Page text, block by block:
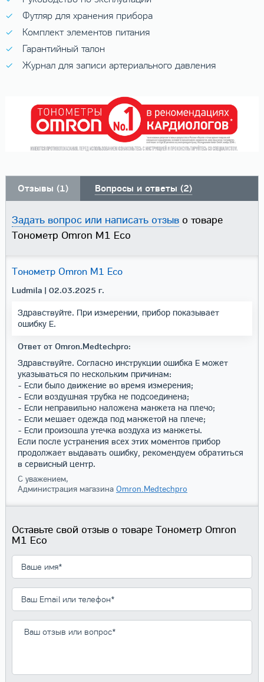
Футляр для хранения прибора
Комплект элементов питания
Гарантийный талон
Журнал для записи артериального давления
Отзывы (1) Вопросы и ответы (2)
Задать вопрос или написать отзыво товаре
Тонометр Omron M1 Eco
Тонометр Omron M1 Eco
Ludmila| 02.03.2025 г.
Здравствуйте. При измерении, прибор показывает
ошибку Е.
Ответ от Omron.Medtechpro:
Здравствуйте. Согласно инструкции ошибка Е может
указываться по нескольким причинам:
- Если было движение во время измерения;
- Если воздушная трубка не подсоединена;
- Если неправильно наложена манжета на плечо;
- Если мешает одежда под манжетой на плече;
- Если произошла утечка воздуха из манжеты.
Если после устранения всех этих моментов прибор
продолжает выдавать ошибку, рекомендуем обратиться
в сервисный центр.
С уважением,
Администрация магазина Omron.Medtechpro
Оставьте свой отзыв о товаре Тонометр Omron
M1 Eco